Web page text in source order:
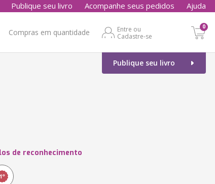
Publique seu livro Acompanhe seus pedidos Ajuda
Compras em quantidade
Entre ou
Cadastre-se
0
Publique seu livro
de reconhecimento